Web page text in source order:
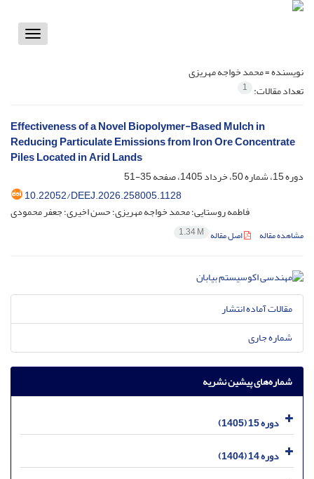
Toggle
نویسنده =محمد خواجه مهریزی
تعداد مقالات: 1
Effectiveness of a Novel Biopolymer-Based Mulch in
Reducing Particulate Emissions from Iron Ore Concentrate
Piles Located in Arid Lands
دوره 15، شماره 50، خرداد 1405، صفحه
35-51
‎10.22052/DEEJ.2026.258005.1128
فاطمه روستایی؛ محمد خواجه مهریزی؛ حسن اخیری؛ جعفر محمودی
مشاهده مقاله اصل مقاله 1.34 M
مقالات آماده انتشار
شماره جاری
شماره‌های پیشین نشریه
دوره 15 (1405)
دوره 14 (1404)